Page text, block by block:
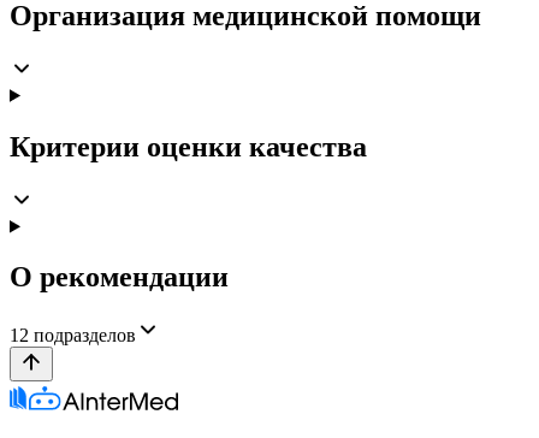
Организация медицинской помощи
Критерии оценки качества
О рекомендации
12 подразделов